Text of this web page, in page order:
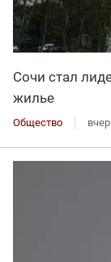
Сочи стал
жилье
Общество